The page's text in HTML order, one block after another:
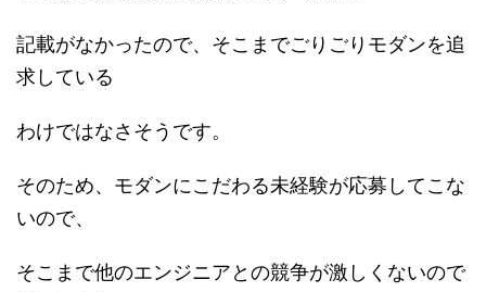
記載がなかったので、そこまでごりごりモダンを追
求している
わけではなさそうです。
そのため、モダンにこだわる未経験が応募してこな
いので、
そこまで他のエンジニアとの競争が激しくないので